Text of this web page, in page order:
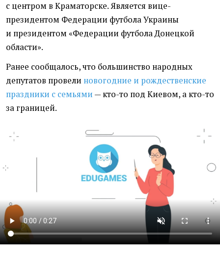
с центром в Краматорске. Является вице-
президентом Федерации футбола Украины
и президентом«Федерации футбола Донецкой
области».
Ранее сообщалось, что большинство народных
депутатов провели новогодние и рождественские
праздники с семьями — кто-то под Киевом, а кто-то
за границей.